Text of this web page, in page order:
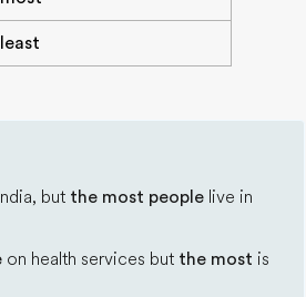
least
but the most people live in
on health services but the most is